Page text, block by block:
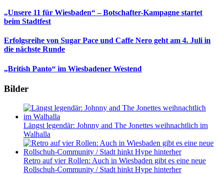
„Unsere 11 für Wiesbaden“ – Botschafter-Kampagne startet
beim Stadtfest
Erfolgsreihe von Sugar Pace und Caffe Nero geht am 4. Juli in
die nächste Runde
„British Panto“ im Wiesbadener Westend
Bilder
Längst legendär: Johnny and The Jonettes weihnachtlich im
Walhalla
Retro auf vier Rollen: Auch in Wiesbaden gibt es eine neue
Rollschuh-Community / Stadt hinkt Hype hinterher